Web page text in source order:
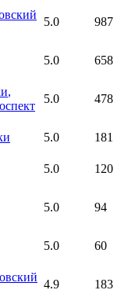
5.0 987
5.0
658
,
5.0 478
5.0
181
5.0
120
5.0 94
5.0
60
4.9 183